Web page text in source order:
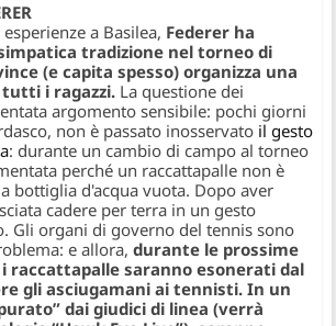
a Basilea, Federer ha
tradizione nel torneo di
(e capita spesso) organizza una
tutti i ragazzi. La questione dei
argomento sensibile: pochi giorni
non è passato inosservato il gesto
: durante un cambio di campo al torneo
perché un raccattapalle non è
bottiglia d'acqua vuota. Dopo aver
cadere per terra in un gesto
Gli organi di governo del tennis sono
e allora,durante le prossime
i raccattapalle saranno esonerati dal
gli asciugamani ai tennisti. In un
dai giudici di linea (verrà